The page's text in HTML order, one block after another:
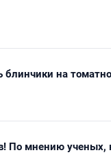
блинчики на
По мнению ученых,